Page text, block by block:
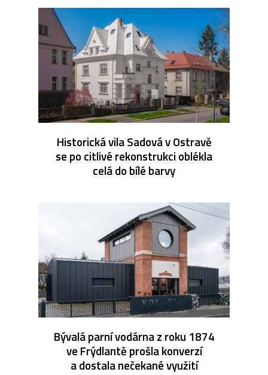
Historická vila Sadová v Ostravě
se po citlivé rekonstrukci oblékla
celá do bílé barvy
Bývalá parní vodárna z roku 1874
ve Frýdlantě prošla konverzí
a dostala nečekané využití